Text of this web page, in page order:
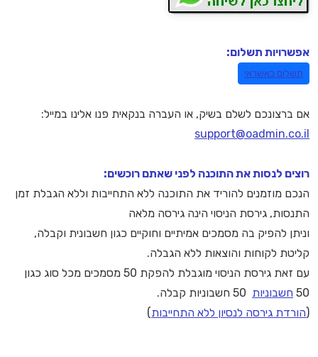
אפשרויות תשלום:
תשלום באשראי
אם ברצונכם לשלם בשיק, או העברה בנקאית פנו אלינו במייל:
support@oadmin.co.il
רוצים לנסות את התוכנה לפני שאתם רוכשים:
הנכם מוזמנים להוריד את התוכנה ללא התחייבות וללא הגבלת זמן
התנסות, גירסת הניסוי הינה גירסה מלאה
וניתן להפיק בה מסמכים אמיתיים וחוקיים כגון חשבונית וקבלה,
קליטת לקוחות והוצאות ללא הגבלה.
עם זאת גירסת הניסוי מוגבלת להפקת 50 מסמכים מכל סוג כגון
50 חשבוניות
(הורדת גירסה לנסיון ללא התחייבות)